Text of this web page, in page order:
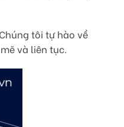
tôi tự hào về
và liên tục.